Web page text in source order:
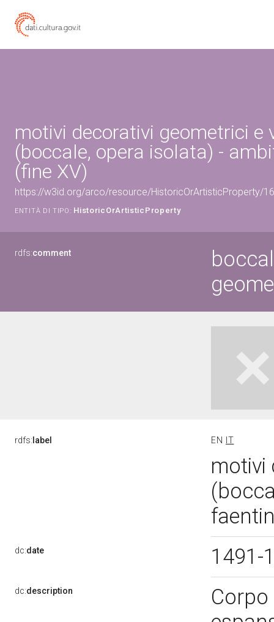
motivi decorativi geometrici e
(boccale, opera isolata) -
(fine XV)
https://w3id.org/arco/resource/HistoricOrArtisticProperty/
ENTITÀ DI TIPO: HistoricOrArtisticProperty
rdfs:comment
rdfs: label EN IT
motivi
dc:date 1491-
dc:description